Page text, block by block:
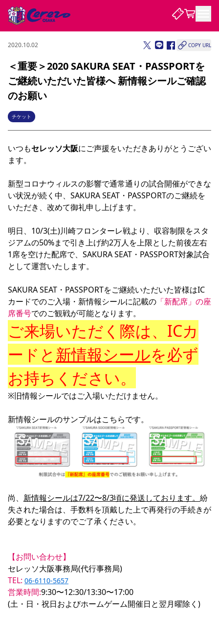
試合・チーム
試合について
試合日程 / 結果
チームについて
ハナサカプレーヤー 歴代所属選手
観戦する
チケット
チケット情報 販売スケジュール 価格・席種 購入方法
特定興行入場券 譲渡サービス リセールサービス
観戦ガイド
初めて観戦ガイド キッズ向けサービス グルメ マッチデープログラム
観戦マナー&ルール
ビジターサポーター観戦ガイド 公式アプリ
スタジアム
YANMAR HANASAKA STADIUM
DAZNで観戦
DAZNで観戦
アウェイツアー
よくある質問
よくある質問
クラブを知る
セレッソ大阪について
クラブ紹介
サポートする
パートナー企業募集中 セレッソ大阪VISAカード
サポートスタッフ
セレッソアイデアちょうだいな 応援商店街
サステナビリティ
サステナビリティポリシー SDGsのゴール
インパクトレポート
活動レポート
SPORT POSITIVE LEAGUES
関連団体/施設
長居公園 セレッソフットサルパーク
セレッソフットサルパーク長居
セレッソスポーツパーク舞洲 YANMAR HANASAKA STADIUM
セレッソ大阪アカデミー 子供のサッカースクール
大人のサッカースクール その他スポーツクラブ
ファンクラブ
ファンクラブ
SAKURA SOCIO SAKURA POINT Program 招待券引換方法
先行入場
まいセレチケット
会員規定 婚姻届・出生届・命名書
ニュース
すべて チーム グッズ チケット イベント ファンクラブ
ホームタウン パートナー スポーツクラブ メディア 30周年
レディース
アカデミー
2020.10.02 COPY URL
＜重要＞2020 SAKURA SEAT・PASSPORTを
ご継続いただいた皆様へ 新情報シールご確認
のお願い
チケット
いつもセレッソ大阪にご声援をいただきありがとうござい
ます。
新型コロナウィルスの影響で通常通りの試合開催ができな
い状況が続く中、SAKURA SEAT・PASSPORTのご継続を
いただき、改めて御礼申し上げます。
明日、10/3(土)川崎フロンターレ戦より、収容制限をスタ
ジアムの50%まで引き上げ約2万人を上限とした前後左右
1席を空けた配席で、SAKURA SEAT・PASSPORT対象試合
として運営いたします。
SAKURA SEAT・PASSPORTをご継続いただいた皆様はIC
カードでのご入場・新情報シールに記載の 「新配席」の座
席番号
ご来場いただく際は、ICカ
ードと 新情報シールを必ず
お持ちください。
※旧情報シールではご入場いただけません。
尚、 新情報シールは7/22〜8/3頃に発送しております。 紛
失された場合は、手数料を頂戴した上で再発行の手続きが
必要となりますのでご了承ください。
【お問い合わせ】
TEL: 06-6110-5657
営業時間:9:30〜12:30/13:30〜17:00
(土・日・祝日およびホームゲーム開催日と翌月曜除く)